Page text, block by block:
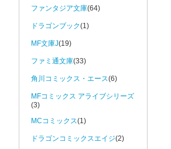
ファンタジア文庫(64)
ドラゴンブック(1)
MF文庫J(19)
ファミ通文庫(33)
角川コミックス・エース(6)
MFコミックス アライブシリーズ
(3)
MCコミックス(1)
ドラゴンコミックスエイジ(2)